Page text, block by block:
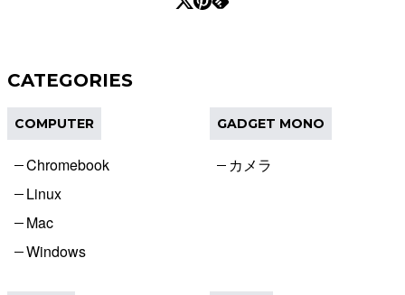
CATEGORIES
COMPUTER
Chromebook
Linux
Mac
Windows
GADGET MONO
カメラ